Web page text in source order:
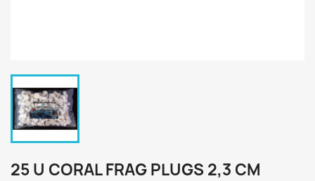
25 U CORAL FRAG PLUGS 2,3 CM